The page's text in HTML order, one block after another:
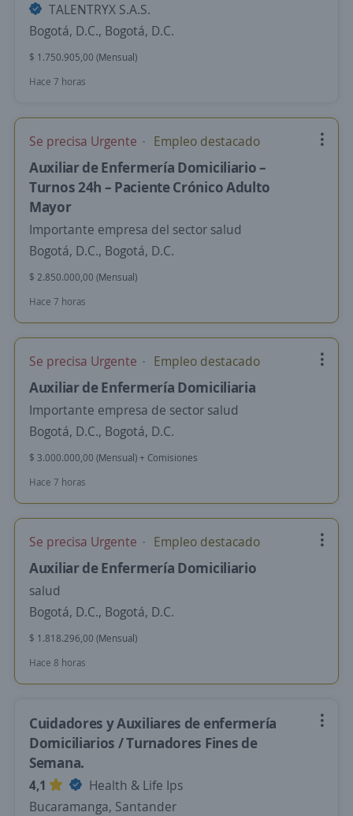
TALENTRYX S.A.S.
Bogotá, D.C., Bogotá, D.C.
$ 1.750.905,00 (Mensual)
Hace 7 horas
Se precisa Urgente Empleo destacado
Auxiliar de Enfermería Domiciliario –
Turnos 24h – Paciente Crónico Adulto
Mayor
Importante empresa del sector salud
Bogotá, D.C., Bogotá, D.C.
$ 2.850.000,00 (Mensual)
Hace 7 horas
Se precisa Urgente Empleo destacado
Auxiliar de Enfermería Domiciliaria
Importante empresa de sector salud
Bogotá, D.C., Bogotá, D.C.
$ 3.000.000,00 (Mensual) + Comisiones
Hace 7 horas
Se precisa Urgente Empleo destacado
Auxiliar de Enfermería Domiciliario
salud
Bogotá, D.C., Bogotá, D.C.
$ 1.818.296,00 (Mensual)
Hace 8 horas
Cuidadores y Auxiliares de enfermería
Domiciliarios / Turnadores Fines de
Semana.
4,1
Health & Life Ips
Bucaramanga, Santander